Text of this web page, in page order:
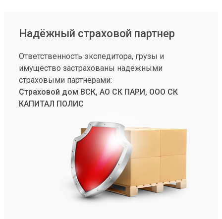
Надёжный страховой партнер
Ответственность экспедитора, грузы и
имущество застрахованы надежными
страховыми партнерами:
Страховой дом ВСК, АО СК ПАРИ, ООО СК
КАПИТАЛ ПОЛИС